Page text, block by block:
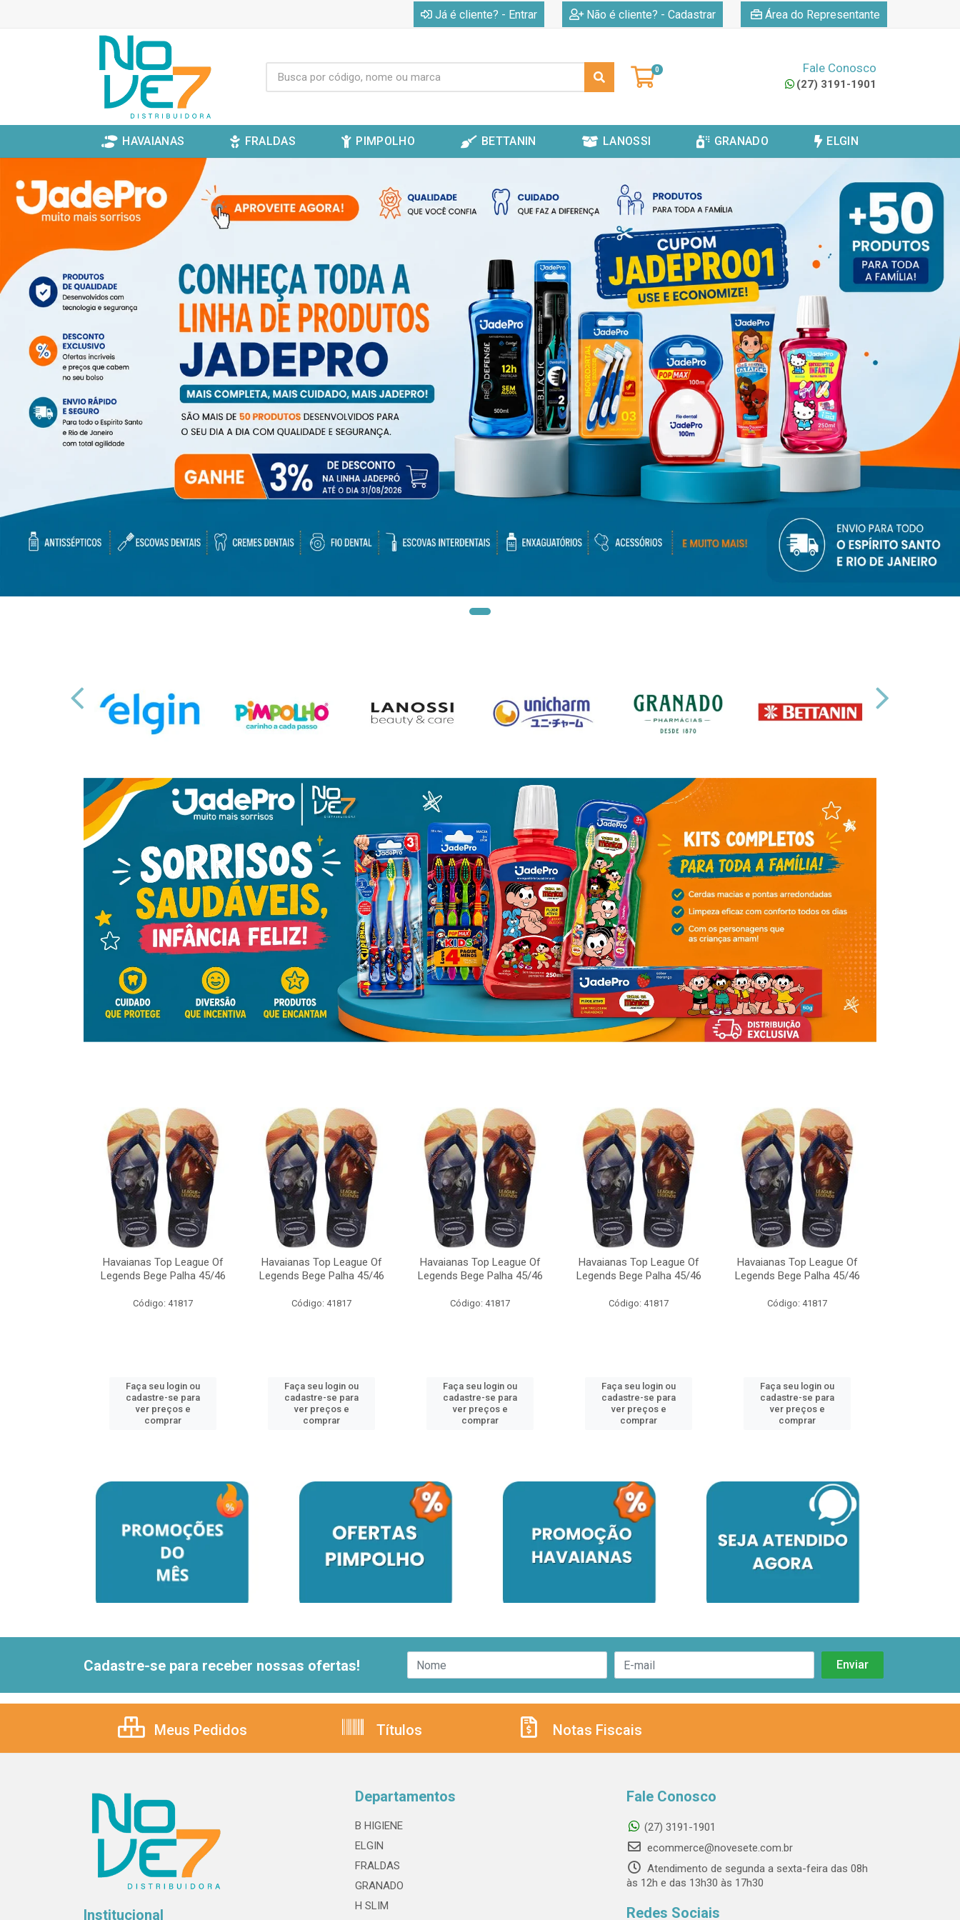
Já é cliente? - Entrar Não é cliente? - Cadastrar Área do Representante
0 Fale Conosco
(27) 3191-1901
HAVAIANAS FRALDAS PIMPOLHO BETTANIN LANOSSI GRANADO ELGIN
Havaianas Top League Of
Legends Bege Palha 45/46
Código: 41817
Faça seu login ou
cadastre-se para
ver preços e
comprar
Havaianas Top League Of
Legends Bege Palha 45/46
Código: 41817
Faça seu login ou
cadastre-se para
ver preços e
comprar
Havaianas Top League Of
Legends Bege Palha 45/46
Código: 41817
Faça seu login ou
cadastre-se para
ver preços e
comprar
Havaianas Top League Of
Legends Bege Palha 45/46
Código: 41817
Faça seu login ou
cadastre-se para
ver preços e
comprar
Havaianas Top League Of
Legends Bege Palha 45/46
Código: 41817
Faça seu login ou
cadastre-se para
ver preços e
comprar
Cadastre-se para receber nossas ofertas!
Meus Pedidos Títulos Notas Fiscais
Institucional
Departamentos
B HIGIENE
ELGIN
FRALDAS
GRANADO
H SLIM
Fale Conosco
(27) 3191-1901
ecommerce@novesete.com.br
Atendimento de segunda a sexta-feira das 08h
às 12h e das 13h30 às 17h30
Redes Sociais